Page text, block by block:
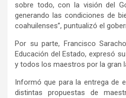
sobre todo, con la visión del
generando las condiciones de
coahuilenses”, puntualizó el
Por su parte, Francisco
Educación del Estado, expresó
y todos los maestros por la gran
Informó que para la entrega de
distintas propuestas de